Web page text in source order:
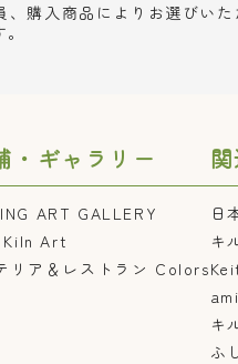
、購入商品によりお選びい
・ギャラリー
ART GALLERY
Art
リア＆レストラン Colors
日
キ
キ
ふ